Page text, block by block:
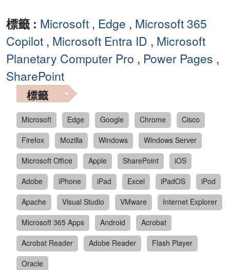
標籤 : Microsoft , Edge , Microsoft 365
Copilot , Microsoft Entra ID , Microsoft
Planetary Computer Pro , Power Pages ,
SharePoint
標籤
Microsoft Edge Google Chrome
Cisco
Firefox
Mozilla Windows
Windows Server
Microsoft Office
Apple SharePoint
iOS
Adobe
iPhone iPad Excel iPadOS
iPod
Apache
Visual Studio VMware
Internet Explorer
Microsoft 365 Apps
Android
Acrobat
Acrobat Reader
Adobe Reader
Flash Player
Oracle